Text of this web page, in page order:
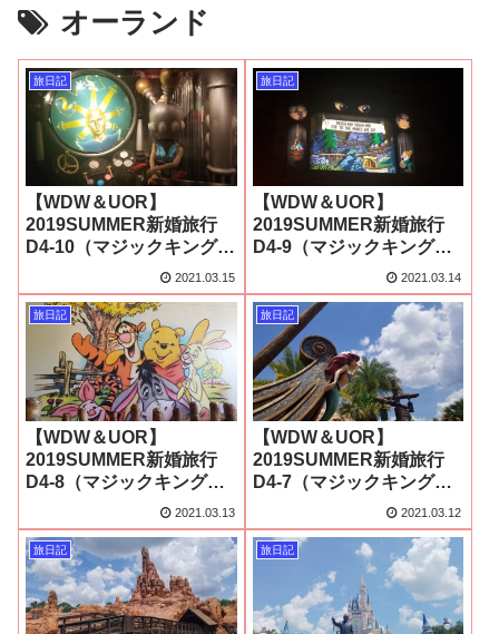
オーランド
旅日記
【WDW＆UOR】
2019SUMMER新婚旅行
D4-10（マジックキングダ
2021.03.15
旅日記
【WDW＆UOR】
2019SUMMER新婚旅行
D4-9（マジックキングダ
2021.03.14
旅日記
【WDW＆UOR】
2019SUMMER新婚旅行
D4-8（マジックキングダ
2021.03.13
旅日記
【WDW＆UOR】
2019SUMMER新婚旅行
D4-7（マジックキングダ
2021.03.12
旅日記 旅日記